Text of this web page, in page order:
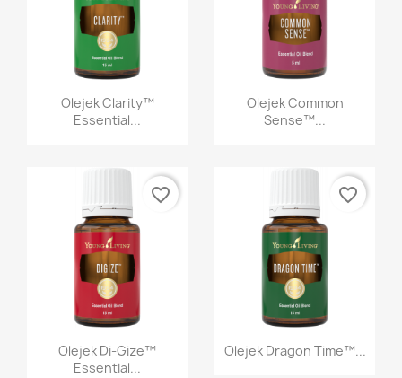
Szybki podgląd
Olejek Clarity™
Essential...
Szybki podgląd
Olejek Common
Sense™...
Szybki podgląd
Olejek Di-Gize™
Essential...
favorite_border
Szybki podgląd
Olejek Dragon Time™...
favorite_border
Anuluj Utwórz listę życzeń